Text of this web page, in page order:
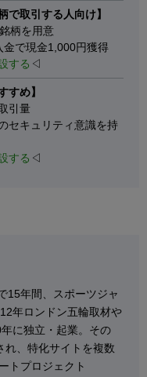
で取引する人向け】
柄を用意
で現金1,000円獲得
する ◁
すめ】
引量
セキュリティ意識を持
する ◁
15年間、スポーツジャ
年ロンドン五輪取材や
に独立・起業。その
れ、特化サイトを複数
トプロジェクト